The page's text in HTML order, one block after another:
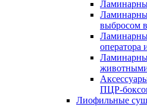
выбросом
ПЦР-
Лиофильные